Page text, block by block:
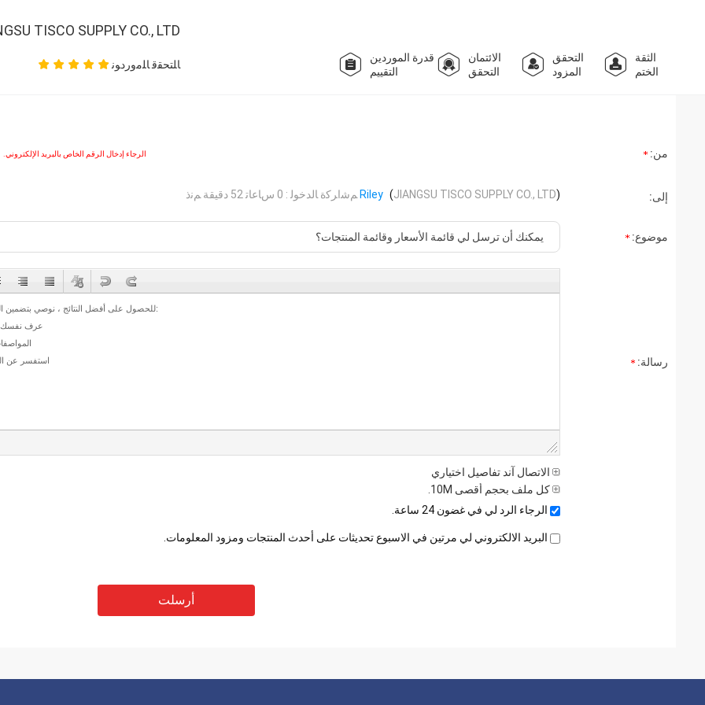
TISCO SUPPLY CO., LTD
ﺎﻠﺘﺤﻘﻗ ﺎﻠﻣﻭﺭﺩﻮﻧ
الثقة
الختم
التحقق
المزود
الائتمان
التحقق
قدرة الموردين
التقييم
من: الرجاء إدخال الرقم الخاص بالبريد الإلكتروني.
إلى: Riley (JIANGSU TISCO SUPPLY CO., LTD) ﻢﺷﺍﺮﻛﺓ ﺎﻟﺪﺧﻮﻟ : 0 ﺱﺎﻋﺎﺗ 52 دقيقة ﻢﻧﺫ
موضوع:
رسالة:
الاتصال آند تفاصيل اختياري
كل ملف بحجم أقصى 10M.
الرجاء الرد لي في غضون 24 ساعة.
البريد الالكتروني لي مرتين في الاسبوع تحديثات على أحدث المنتجات ومزود المعلومات.